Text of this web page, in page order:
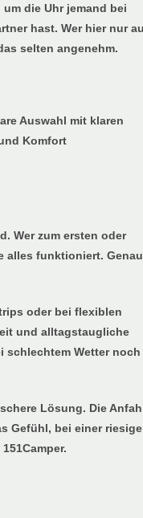
die Uhr jemand bei
hast. Wer hier nur
selten angenehm.
Auswahl mit klaren
Komfort
Wer zum ersten oder
alles funktioniert. Genau
oder bei flexiblen
und alltagstaugliche
schlechtem Wetter noch
Lösung. Die
Gefühl, bei einer